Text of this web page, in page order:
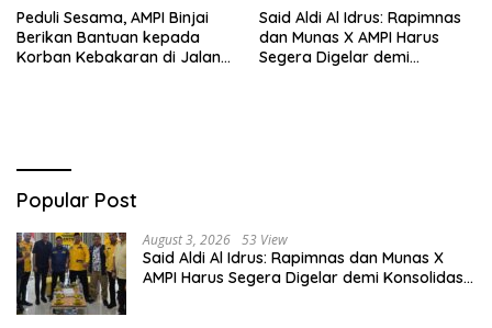
Peduli Sesama, AMPI Binjai
Berikan Bantuan kepada
Korban Kebakaran di Jalan
Said Aldi Al Idrus: Rapimnas
dan Munas X AMPI Harus
Segera Digelar demi
Popular Post
August 3, 2026 53 View
Said Aldi Al Idrus: Rapimnas dan Munas X
AMPI Harus Segera Digelar demi Konsolidasi